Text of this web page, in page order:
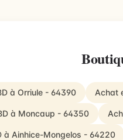
à Orriule - 64390 Achat
à Moncaup - 64350
à Ainhice-Mongelos - 64220